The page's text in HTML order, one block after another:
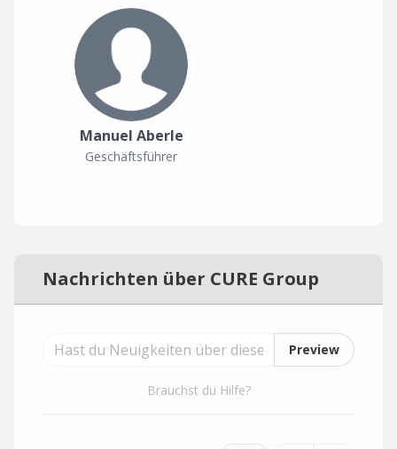
Manuel Aberle
Geschäftsführer
Nachrichten über CURE Group
Preview
Brauchst du Hilfe?